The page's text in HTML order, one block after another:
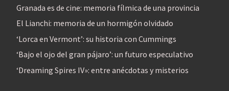
Granada es de cine: memoria fílmica de una provincia
El Lianchi: memoria de un hormigón olvidado
‘Lorca en Vermont’: su historia con Cummings
‘Bajo el ojo del gran pájaro’: un futuro especulativo
‘Dreaming Spires IV»: entre anécdotas y misterios